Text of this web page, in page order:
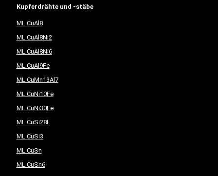
Kupferdrähte und -stäbe
ML CuAl8
ML CuAl8Ni2
ML CuAl8Ni6
ML CuAl9Fe
ML CuMn13Al7
ML CuNi10Fe
ML CuNi30Fe
ML CuSi28L
ML CuSi3
ML CuSn
ML CuSn6